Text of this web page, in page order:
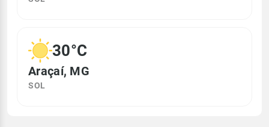
30°C
Araçaí, MG
SOL